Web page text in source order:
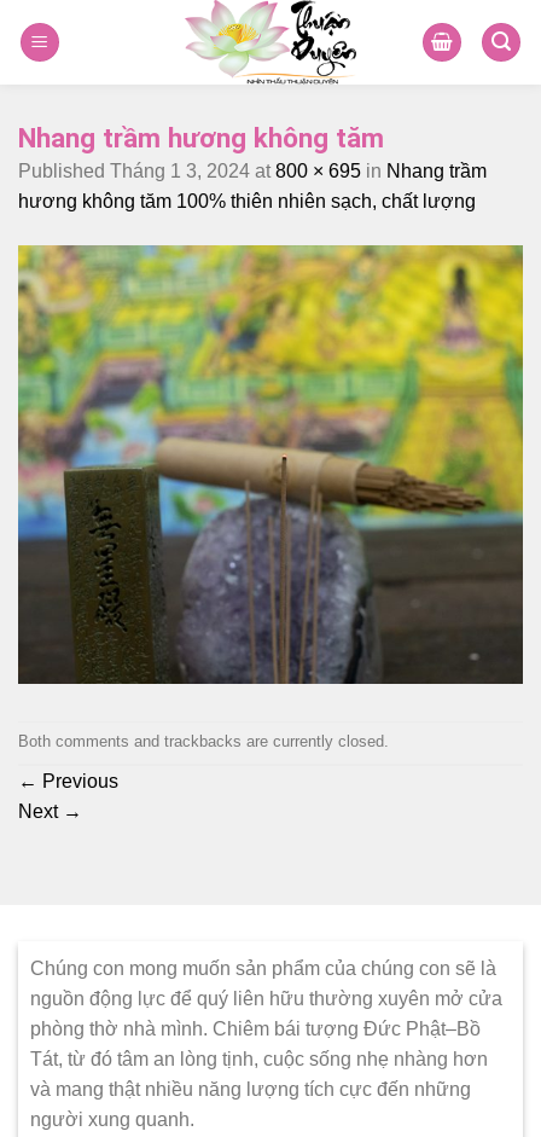
Nhang trầm hương không tăm
Published Tháng 1 3, 2024 at 800 × 695 in Nhang trầm
hương không tăm 100% thiên nhiên sạch, chất lượng
Both comments and trackbacks are currently closed.
← Previous
Next →
Chúng con mong muốn sản phẩm của chúng con sẽ là
nguồn động lực để quý liên hữu thường xuyên mở cửa
phòng thờ nhà mình. Chiêm bái tượng Đức Phật–Bồ
Tát, từ đó tâm an lòng tịnh, cuộc sống nhẹ nhàng hơn
và mang thật nhiều năng lượng tích cực đến những
người xung quanh.